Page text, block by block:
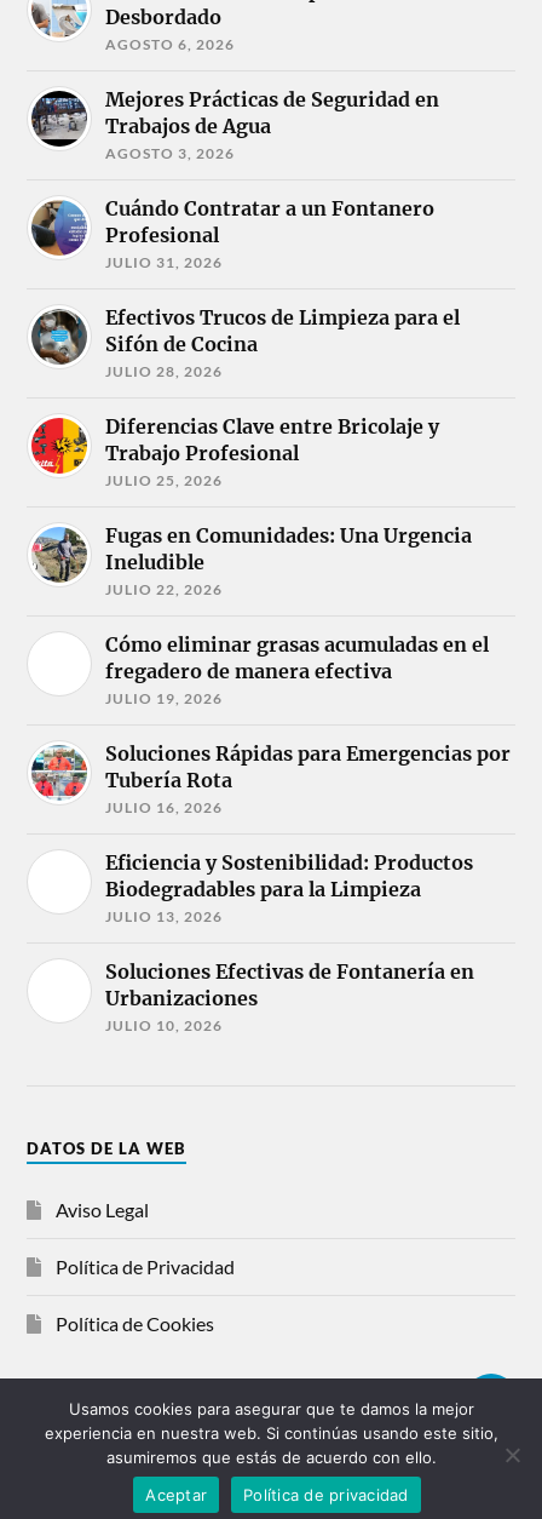
Desbordado
AGOSTO 6, 2026
Mejores Prácticas de Seguridad en
Trabajos de Agua
AGOSTO 3, 2026
Cuándo Contratar a un Fontanero
Profesional
JULIO 31, 2026
Efectivos Trucos de Limpieza para el
Sifón de Cocina
JULIO 28, 2026
Diferencias Clave entre Bricolaje y
Trabajo Profesional
JULIO 25, 2026
Fugas en Comunidades: Una Urgencia
Ineludible
JULIO 22, 2026
Cómo eliminar grasas acumuladas en el
fregadero de manera efectiva
JULIO 19, 2026
Soluciones Rápidas para Emergencias por
Tubería Rota
JULIO 16, 2026
Eficiencia y Sostenibilidad: Productos
Biodegradables para la Limpieza
JULIO 13, 2026
Soluciones Efectivas de Fontanería en
Urbanizaciones
JULIO 10, 2026
DATOS DE LA WEB
Aviso Legal
Política de Privacidad
Política de Cookies
© 2026 FONTANEROS CORUÑA
HIDRASOLUCIONES
Usamos cookies para asegurar que te damos la mejor
experiencia en nuestra web. Si continúas usando este sitio,
asumiremos que estás de acuerdo con ello.
Aceptar
Política de privacidad
¡LLAMAR YA!